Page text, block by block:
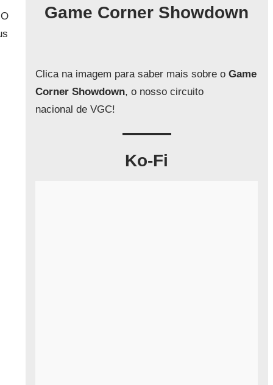
Game Corner Showdown
Clica na imagem para saber mais sobre oGame
Corner Showdown, o nosso circuito
nacional de VGC!
Ko-Fi